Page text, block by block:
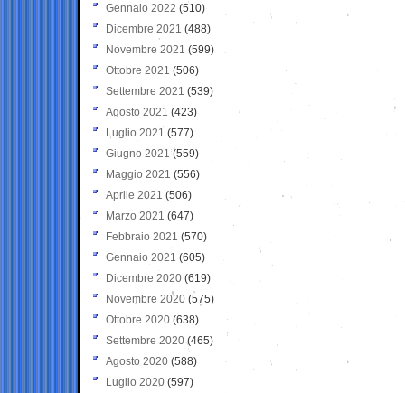
Gennaio 2022 (510)
Dicembre 2021 (488)
Novembre 2021 (599)
Ottobre 2021 (506)
Settembre 2021 (539)
Agosto 2021 (423)
Luglio 2021 (577)
Giugno 2021(559)
Maggio 2021 (556)
Aprile 2021 (506)
Marzo 2021 (647)
Febbraio 2021 (570)
Gennaio 2021 (605)
Dicembre 2020 (619)
Novembre 2020 (575)
Ottobre 2020 (638)
Settembre 2020(465)
Agosto 2020 (588)
Luglio 2020 (597)